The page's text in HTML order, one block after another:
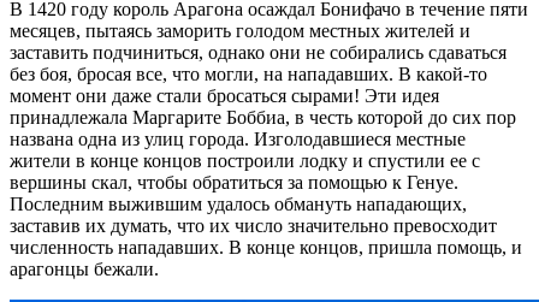
В 1420 году король Арагона осаждал Бонифачо в течение пяти
месяцев, пытаясь заморить голодом местных жителей и
заставить подчиниться, однако они не собирались сдаваться
без боя, бросая все, что могли, на нападавших. В какой-то
момент они даже стали бросаться сырами! Эти идея
принадлежала Маргарите Боббиа, в честь которой до сих пор
названа одна из улиц города. Изголодавшиеся местные
жители в конце концов построили лодку и спустили ее с
вершины скал, чтобы обратиться за помощью к Генуе.
Последним выжившим удалось обмануть нападающих,
заставив их думать, что их число значительно превосходит
численность нападавших. В конце концов, пришла помощь, и
арагонцы бежали.